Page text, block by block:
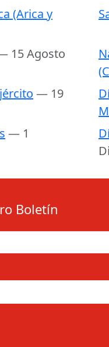
(Arica y
15 Agosto
— 19
— 1
Boletín